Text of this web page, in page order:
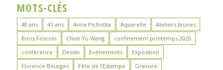
MOTS-CLÉS
40 ans 41 ans Anna Pichotka Aquarelle
Ateliers Jeunes
Boris Foscolo
Chun Yu Wang
confinement printemps 2020
conférence
Dessin Evénements
Exposition
Florence Bourges
Fête de l'Estampe
Gravure